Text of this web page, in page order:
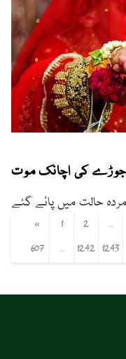
جوڑے کی اچانک موت
حالت میں پائے گئے
« 1 2 ...
607
... 1242 1243